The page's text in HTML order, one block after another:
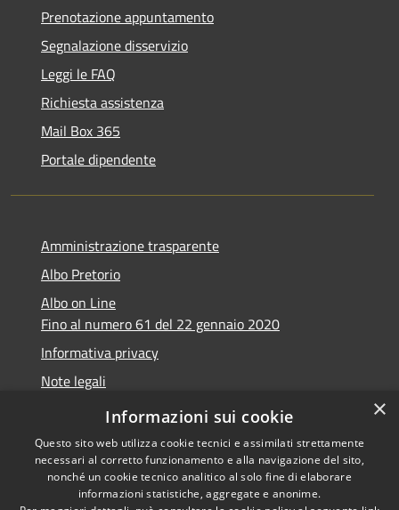
Prenotazione appuntamento
Segnalazione disservizio
Leggi le FAQ
Richiesta assistenza
Mail Box 365
Portale dipendente
Amministrazione trasparente
Albo Pretorio
Albo on Line
Fino al numero 61 del 22 gennaio 2020
Informativa privacy
Note legali
Dichiarazione di accessibilità
Copyright © 2026 • Comune di
×
Informazioni sui cookie
Questo sito web utilizza cookie tecnici e assimilati strettamente
necessari al corretto funzionamento e alla navigazione del sito,
nonché un cookie tecnico analitico al solo fine di elaborare
informazioni statistiche, aggregate e anonime.